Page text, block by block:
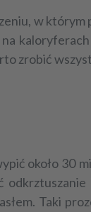
w którym
zrobić
około 30
Taki